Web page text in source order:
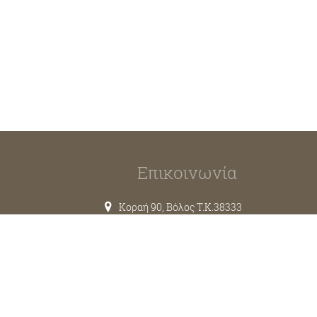
Επικοινωνία
Κοραή 90, Βόλος T.K.38333